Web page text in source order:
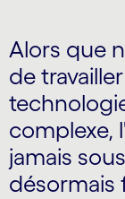
Alors que
de
complexe,
jamais
désormais